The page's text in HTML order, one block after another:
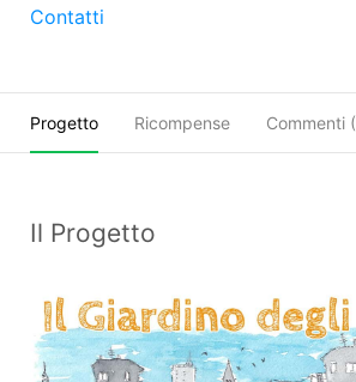
Contatti
Progetto Ricompense Commenti (
Il Progetto